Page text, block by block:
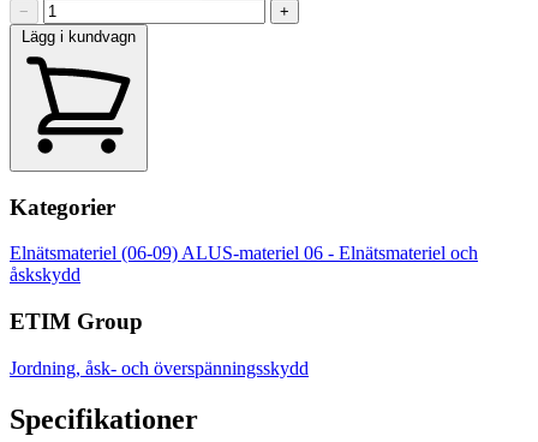
−
+
Lägg i kundvagn
Kategorier
Elnätsmateriel (06-09) ALUS-materiel 06 - Elnätsmateriel och
åskskydd
ETIM Group
Jordning, åsk- och överspänningsskydd
Specifikationer